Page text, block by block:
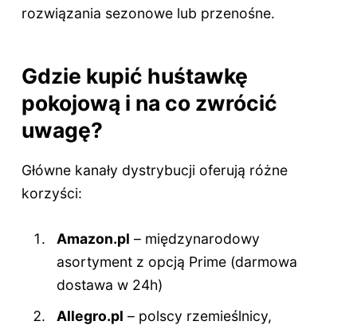
rozwiązania sezonowe lub przenośne.
Gdzie kupić huśtawkę
pokojową i na co zwrócić
uwagę?
Główne kanały dystrybucji oferują różne
korzyści:
Amazon.pl – międzynarodowy
asortyment z opcją Prime (darmowa
dostawa w 24h)
Allegro.pl – polscy rzemieślnicy,